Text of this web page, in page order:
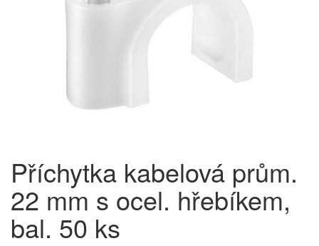
Příchytka kabelová prům.
22 mm s ocel. hřebíkem,
bal. 50 ks